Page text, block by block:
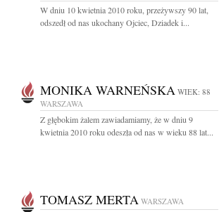
W dniu 10 kwietnia 2010 roku, przeżywszy 90 lat,
odszedł od nas ukochany Ojciec, Dziadek i...
MONIKA WARNEŃSKA WIEK: 88
WARSZAWA
Z głębokim żalem zawiadamiamy, że w dniu 9
kwietnia 2010 roku odeszła od nas w wieku 88 lat...
TOMASZ MERTA WARSZAWA